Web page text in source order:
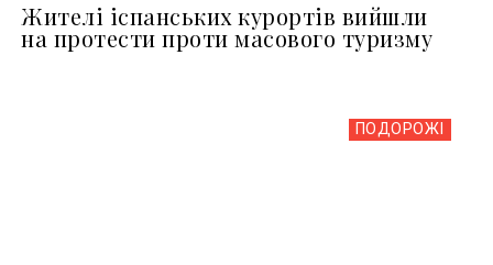
Жителі іспанських курортів вийшли
на протести проти масового туризму
ПОДОРОЖІ